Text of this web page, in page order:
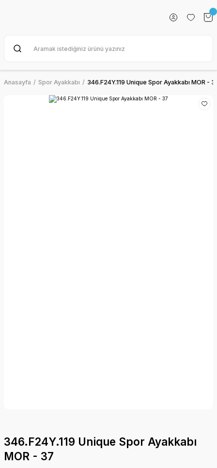
Anasayfa Spor Ayakkabı 346.F24Y.119 Unique Spor Ayakkabı MOR -
346.F24Y.119 Unique Spor Ayakkabı
MOR - 37